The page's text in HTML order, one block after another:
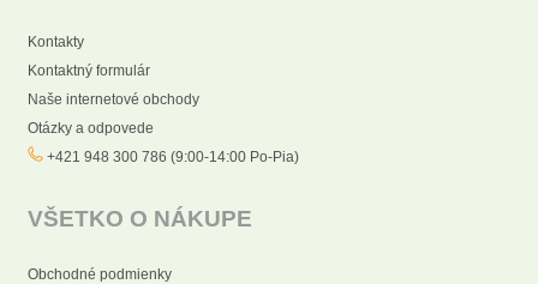
Kontakty
Kontaktný formulár
Naše internetové obchody
Otázky a odpovede
+421 948 300 786 (9:00-14:00 Po-Pia)
VŠETKO O NÁKUPE
Obchodné podmienky